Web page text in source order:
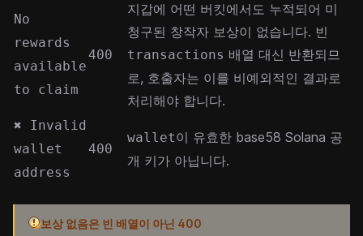
No
rewards
available
to claim
400
지갑에 어떤 버킷에서도 누적되어 미
청구된 창작자 보상이 없습니다. 빈
transactions 배열 대신 반환되므
로, 호출자는 이를 비예외적인 결과로
처리해야 합니다.
✖ Invalid
wallet
address
400
wallet이 유효한 base58 Solana 공
개 키가 아닙니다.
보상 없음은 빈 배열이 아닌 400